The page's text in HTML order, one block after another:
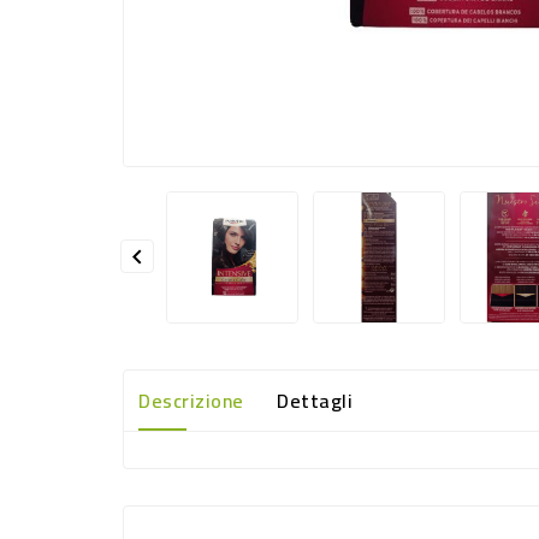

Descrizione Dettagli